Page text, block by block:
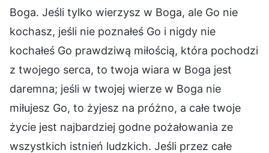
Boga. Jeśli tylko wierzysz w Boga, ale Go nie
kochasz, jeśli nie poznałeś Go i nigdy nie
kochałeś Go prawdziwą miłością, która pochodzi
z twojego serca, to twoja wiara w Boga jest
daremna; jeśli w twojej wierze w Boga nie
miłujesz Go, to żyjesz na próżno, a całe twoje
życie jest najbardziej godne pożałowania ze
wszystkich istnień ludzkich. Jeśli przez całe